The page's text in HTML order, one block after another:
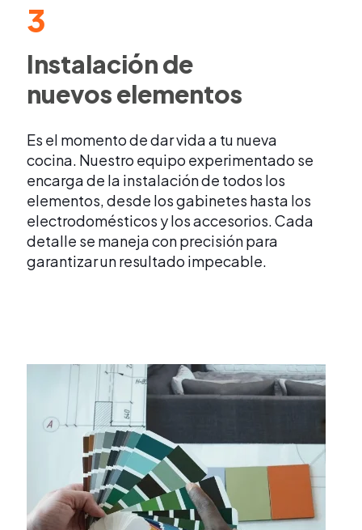
3
Instalación de
nuevos elementos
Es el momento de dar vida a tu nueva
cocina. Nuestro equipo experimentado se
encarga de la instalación de todos los
elementos, desde los gabinetes hasta los
electrodomésticos y los accesorios. Cada
detalle se maneja con precisión para
garantizar un resultado impecable.